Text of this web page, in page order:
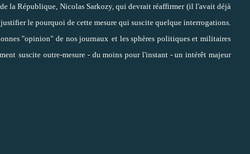
la République, Nicolas Sarkozy, qui devrait réaffirmer (il l'avait déjà
le pourquoi de cette mesure qui suscite quelque interrogations.
"opinion" de nos journaux et les sphères politiques et militaires
suscite outre-mesure - du moins pour l'instant - un intérêt majeur